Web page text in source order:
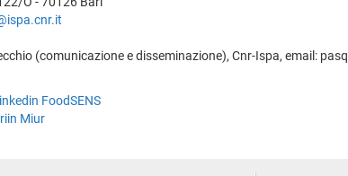
(comunicazione e disseminazione), Cnr-Ispa, email:
FoodSENS
Miur